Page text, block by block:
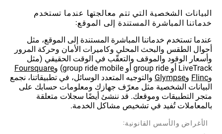
البيانات الشخصية التي تتم معالجتها عندما تستخدم
خدماتنا المباشرة المستندة إلى الموقع:
عندما تستخدم خدماتنا المباشرة المستندة إلى الموقع، مثل
أحوال الطقس والبحث المحلي وكاميرات الأمان وحركة المرور
وأسعار الوقود والموقف والتعقّب في الوقت الحقيقي (مثل
LiveTrack أو group ride أو group ride mobile) و
و
و
والتوجيه المتعدد الوسائل، في تطبيقاتنا، نجمع
البيانات الشخصية مثل معرّف جهازك ومعلومات حسابك على
متجر التطبيقات وموقعك. قد ننشئ أيضًا سجلات متعلقة
بالمعاملات تُفيد في تشخيص مشاكل الخدمة.
الأغراض والأسس القانونية: